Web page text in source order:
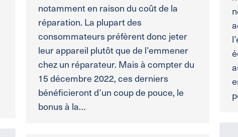
notamment en raison du coût de la
réparation. La plupart des
consommateurs préfèrent donc jeter
leur appareil plutôt que de l’emmener
chez un réparateur. Mais à compter du
15 décembre 2022, ces derniers
bénéficieront d’un coup de pouce, le
bonus à la…